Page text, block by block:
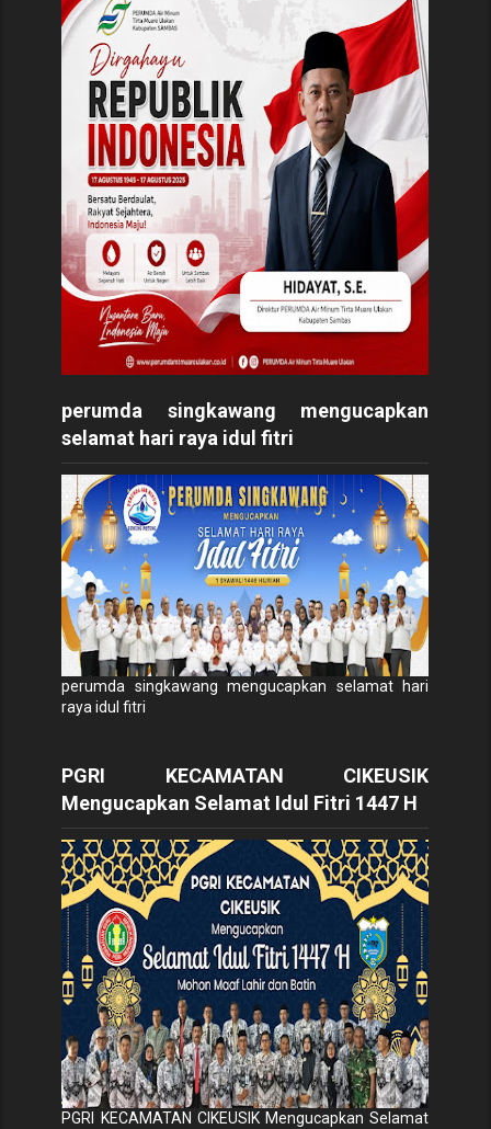
perumda singkawang mengucapkan
selamat hari raya idul fitri
perumda singkawang mengucapkan selamat hari
raya idul fitri
PGRI KECAMATAN CIKEUSIK
Mengucapkan Selamat Idul Fitri 1447 H
PGRI KECAMATAN CIKEUSIK Mengucapkan Selamat